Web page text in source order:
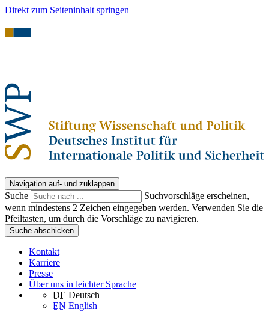
Direkt zum Seiteninhalt springen
Navigation auf- und zuklappen
Suche
Suchvorschläge erscheinen,
wenn mindestens 2 Zeichen eingegeben werden. Verwenden Sie die
Pfeiltasten, um durch die Vorschläge zu navigieren.
Suche abschicken
Kontakt
Karriere
Presse
Über uns in leichter Sprache
DE Deutsch
EN English